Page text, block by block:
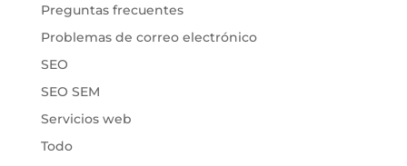
Preguntas frecuentes
Problemas de correo electrónico
SEO
SEO SEM
Servicios web
Todo